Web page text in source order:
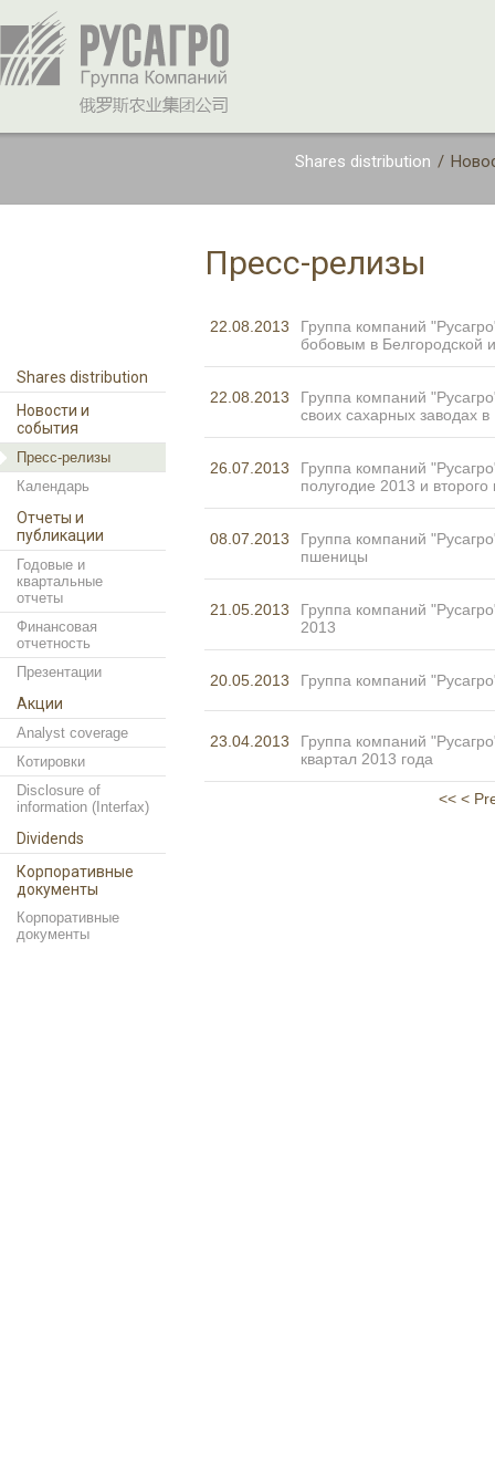
Shares distribution /
Shares distribution
Новости и
события
Пресс-релизы
Календарь
Отчеты и
публикации
Годовые и
квартальные
отчеты
Финансовая
отчетность
Презентации
Акции
Analyst coverage
Котировки
Disclosure of
information (Interfax)
Dividends
Корпоративные
документы
Корпоративные
документы
Пресс-релизы
22.08.2013
Группа компаний
бобовым в Белгородской
22.08.2013
Группа компаний
своих сахарных заводах
26.07.2013
Группа компаний
полугодие 2013 и второго
08.07.2013
Группа компаний
пшеницы
21.05.2013
Группа компаний
2013
20.05.2013 Группа компаний
23.04.2013
Группа компаний
квартал 2013 года
<< <